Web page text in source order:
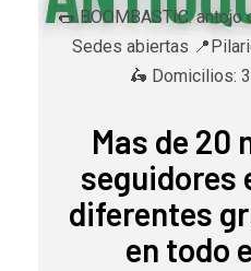
🌭 BOOMBASTIC:
Sedes abiertas
🛵 Domicilios:
Mas de 20
seguidores
diferentes
en todo